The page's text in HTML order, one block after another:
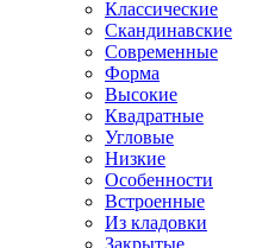
Классические
Скандинавские
Современные
Форма
Высокие
Квадратные
Угловые
Низкие
Особенности
Встроенные
Из кладовки
Закрытые